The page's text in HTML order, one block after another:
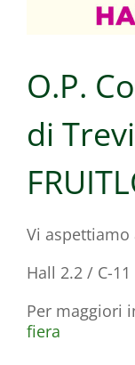
O.P.
di
Vi aspettiamo
Hall 2.2 / C-11
Per maggiori
fiera